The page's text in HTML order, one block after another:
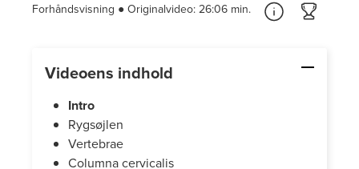
Forhåndsvisning ● Originalvideo:26:06 min.
Videoens indhold
Intro
Rygsøjlen
Vertebrae
Columna cervicalis